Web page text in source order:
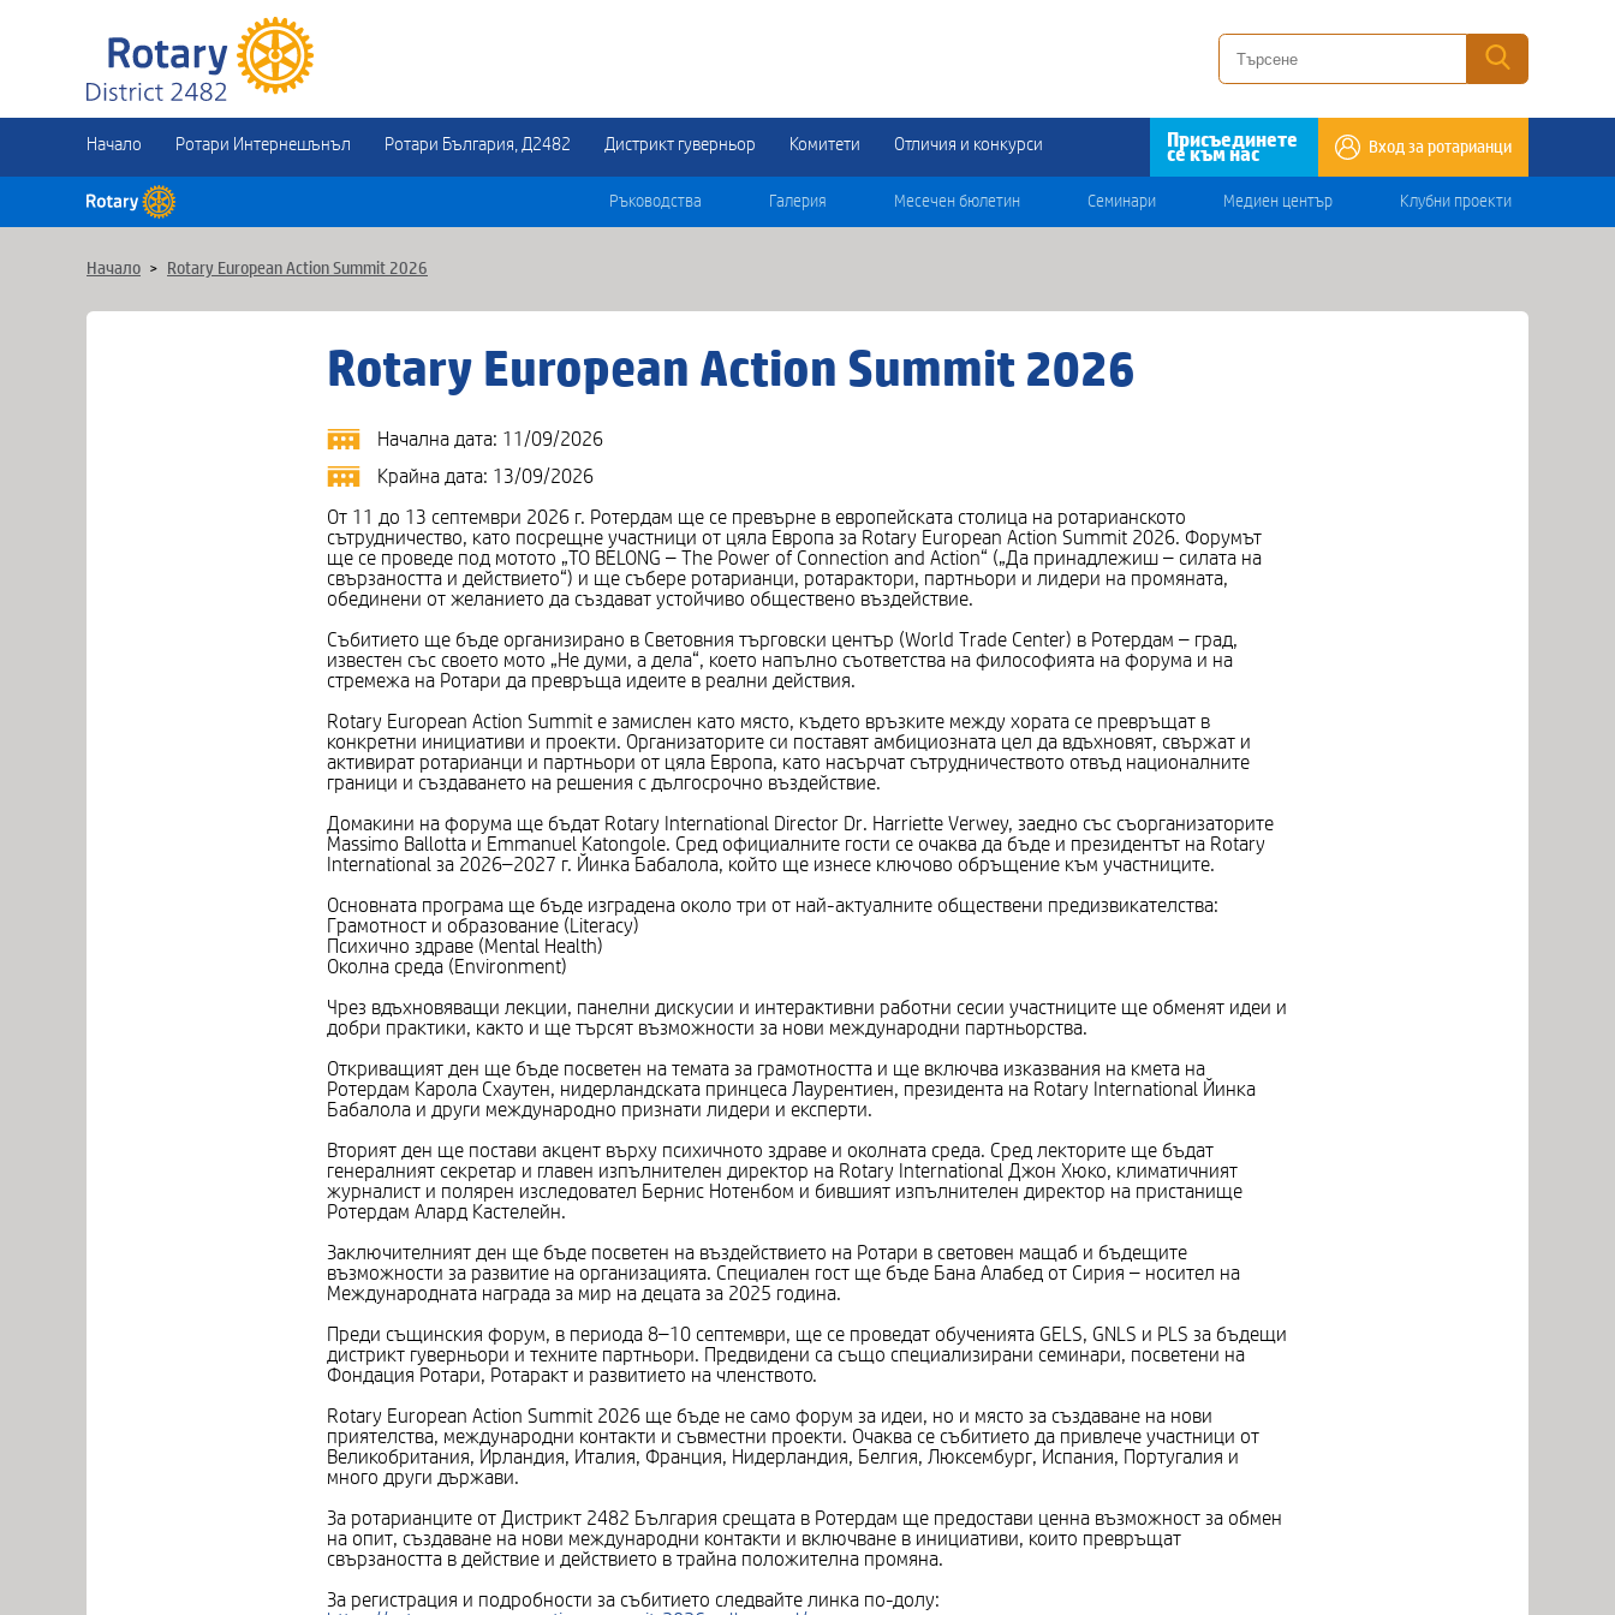
Начало Ротари Интернешънъл Ротари България, Д2482 Дистрикт гуверньор Комитети Отличия и конкурси Присъединете
се към нас Вход за ротарианци
Ръководства Галерия Месечен бюлетин Семинари Медиен център Клубни проекти
Начало > Rotary European Action Summit 2026
Rotary European Action Summit 2026
Начална дата: 11/09/2026
Крайна дата: 13/09/2026
От 11 до 13 септември 2026 г. Ротердам ще се превърне в европейската столица на ротарианското
сътрудничество, като посрещне участници от цяла Европа за Rotary European Action Summit 2026. Форумът
ще се проведе под мотото „TO BELONG – The Power of Connection and Action“ („Да принадлежиш – силата на
свързаността и действието“) и ще събере ротарианци, ротарактори, партньори и лидери на промяната,
обединени от желанието да създават устойчиво обществено въздействие.
Събитието ще бъде организирано в Световния търговски център (World Trade Center) в Ротердам – град,
известен със своето мото „Не думи, а дела“, което напълно съответства на философията на форума и на
стремежа на Ротари да превръща идеите в реални действия.
Rotary European Action Summit е замислен като място, където връзките между хората се превръщат в
конкретни инициативи и проекти. Организаторите си поставят амбициозната цел да вдъхновят, свържат и
активират ротарианци и партньори от цяла Европа, като насърчат сътрудничеството отвъд националните
граници и създаването на решения с дългосрочно въздействие.
Домакини на форума ще бъдат Rotary International Director Dr. Harriette Verwey, заедно със съорганизаторите
Massimo Ballotta и Emmanuel Katongole. Сред официалните гости се очаква да бъде и президентът на Rotary
International за 2026–2027 г. Йинка Бабалола, който ще изнесе ключово обръщение към участниците.
Основната програма ще бъде изградена около три от най-актуалните обществени предизвикателства:
Грамотност и образование (Literacy)
Психично здраве (Mental Health)
Околна среда (Environment)
Чрез вдъхновяващи лекции, панелни дискусии и интерактивни работни сесии участниците ще обменят идеи и
добри практики, както и ще търсят възможности за нови международни партньорства.
Откриващият ден ще бъде посветен на темата за грамотността и ще включва изказвания на кмета на
Ротердам Карола Схаутен, нидерландската принцеса Лаурентиен, президента на Rotary International Йинка
Бабалола и други международно признати лидери и експерти.
Вторият ден ще постави акцент върху психичното здраве и околната среда. Сред лекторите ще бъдат
генералният секретар и главен изпълнителен директор на Rotary International Джон Хюко, климатичният
журналист и полярен изследовател Бернис Нотенбом и бившият изпълнителен директор на пристанище
Ротердам Алард Кастелейн.
Заключителният ден ще бъде посветен на въздействието на Ротари в световен мащаб и бъдещите
възможности за развитие на организацията. Специален гост ще бъде Бана Алабед от Сирия – носител на
Международната награда за мир на децата за 2025 година.
Преди същинския форум, в периода 8–10 септември, ще се проведат обученията GELS, GNLS и PLS за бъдещи
дистрикт гуверньори и техните партньори. Предвидени са също специализирани семинари, посветени на
Фондация Ротари, Ротаракт и развитието на членството.
Rotary European Action Summit 2026 ще бъде не само форум за идеи, но и място за създаване на нови
приятелства, международни контакти и съвместни проекти. Очаква се събитието да привлече участници от
Великобритания, Ирландия, Италия, Франция, Нидерландия, Белгия, Люксембург, Испания, Португалия и
много други държави.
За ротарианците от Дистрикт 2482 България срещата в Ротердам ще предостави ценна възможност за обмен
на опит, създаване на нови международни контакти и включване в инициативи, които превръщат
свързаността в действие и действието в трайна положителна промяна.
За регистрация и подробности за събитието следвайте линка по-долу: